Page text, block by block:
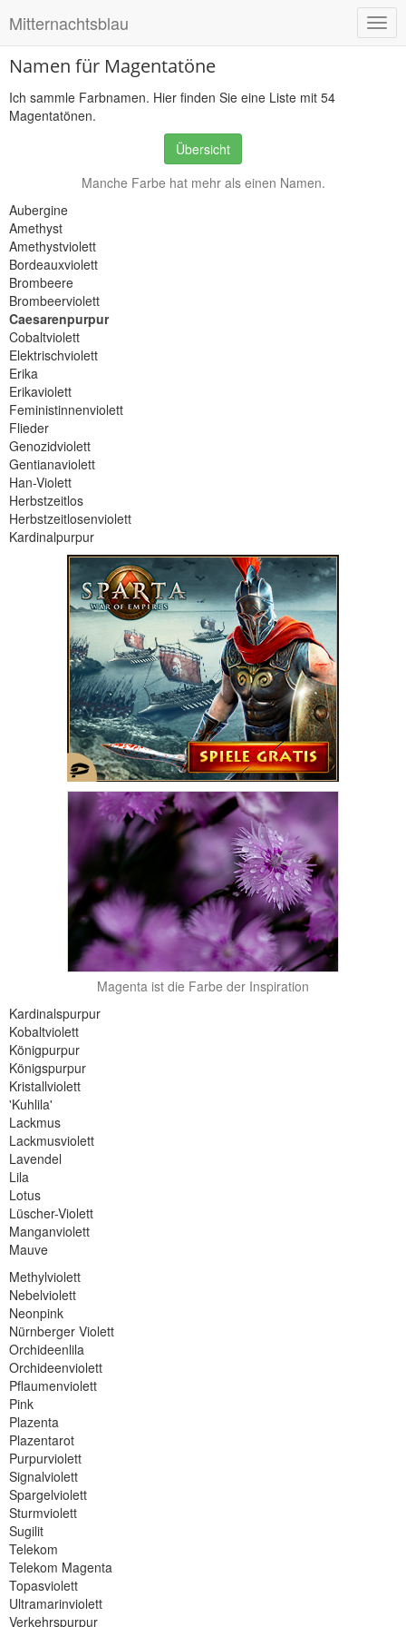
Mitternachtsblau
Namen für Magentatöne
Ich sammle Farbnamen. Hier finden Sie eine Liste mit 54
Magentatönen.
Übersicht
Manche Farbe hat mehr als einen Namen.
Magenta
(Farbe)
Aubergine
Amethyst
Amethystviolett
Bordeauxviolett
Brombeere
Brombeerviolett
Caesarenpurpur
Cobaltviolett
Elektrischviolett
Erika
Erikaviolett
Feministinnenviolett
Flieder
Genozidviolett
Gentianaviolett
Han-Violett
Herbstzeitlos
Herbstzeitlosenviolett
Kardinalpurpur
Magenta ist die Farbe der Inspiration
Kardinalspurpur
Kobaltviolett
Königpurpur
Königspurpur
Kristallviolett
'Kuhlila'
Lackmus
Lackmusviolett
Lavendel
Lila
Lotus
Lüscher-Violett
Manganviolett
Mauve
Methylviolett
Nebelviolett
Neonpink
Nürnberger Violett
Orchideenlila
Orchideenviolett
Pflaumenviolett
Pink
Plazenta
Plazentarot
Purpurviolett
Signalviolett
Spargelviolett
Sturmviolett
Sugilit
Telekom
Telekom Magenta
Topasviolett
Ultramarinviolett
Verkehrspurpur